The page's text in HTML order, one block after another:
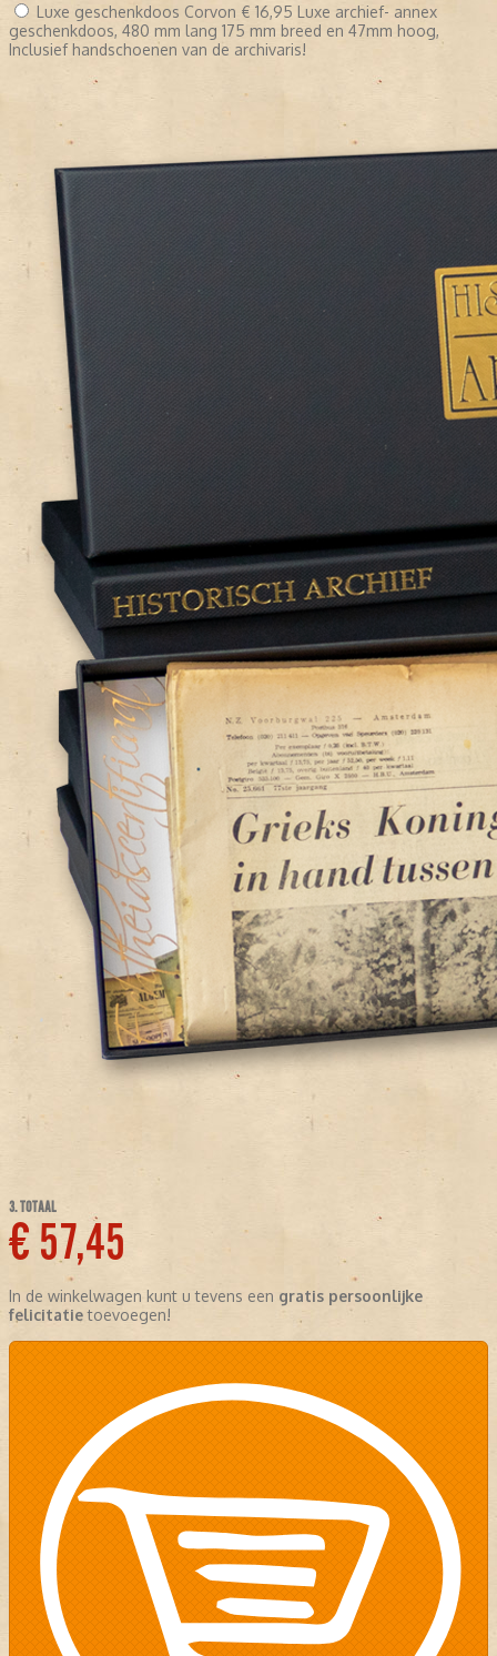
Luxe geschenkdoos Corvon € 16,95 Luxe archief- annex
geschenkdoos, 480 mm lang 175 mm breed en 47mm hoog,
Inclusief handschoenen van de archivaris!
3. TOTAAL
€ 57,45
In de winkelwagen kunt u tevens een gratis persoonlijke
felicitatietoevoegen!